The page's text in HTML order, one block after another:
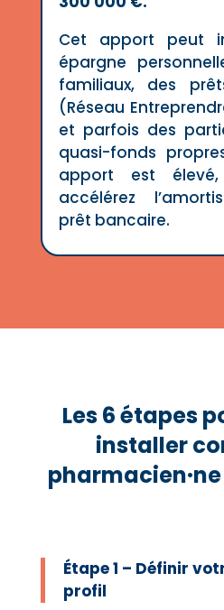
Cet apport peut
épargne
familiaux, des
(Réseau
et parfois des
quasi-fonds
apport est
accélérez
prêt bancaire.
Les 6 étapes
installer
Étape 1 – Définir
profil